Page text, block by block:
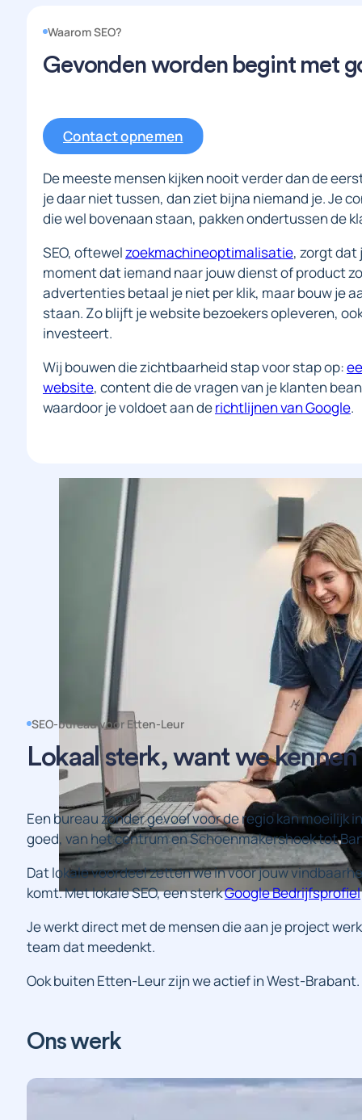
Waarom SEO?
Gevonden worden begint met
Contact opnemen
De meeste mensen kijken nooit verder dan de
je daar niet tussen, dan ziet bijna niemand je. Je
die wel bovenaan staan, pakken ondertussen de
SEO, oftewelzoekmachineoptimalisatie, zorgt dat
moment dat iemand naar jouw dienst of product
advertenties betaal je niet per klik, maar bouw je
staan. Zo blijft je website bezoekers opleveren,
investeert.
Wij bouwen die zichtbaarheid stap voor stap op:
website, content die de vragen van je klanten
waardoor je voldoet aan derichtlijnen van Google.
SEO-bureau voor Etten-Leur
Lokaal sterk, want we
Een bureau zonder gevoel voor de regio kan
goed, van het centrum en Schoenmakershoek tot
Dat lokale voordeel zetten we in voor jouw
komt. Met lokale SEO, een sterkGoogle Bedrijfsprofiel
Je werkt direct met de mensen die aan je project
team dat meedenkt.
Ook buiten Etten-Leur zijn we actief in West-
Ons werk